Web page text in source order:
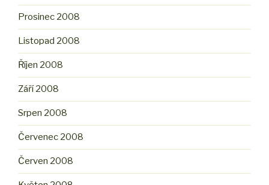
Prosinec 2008
Listopad 2008
Říjen 2008
Září 2008
Srpen 2008
Červenec 2008
Červen 2008